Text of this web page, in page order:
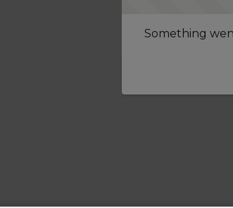
Something